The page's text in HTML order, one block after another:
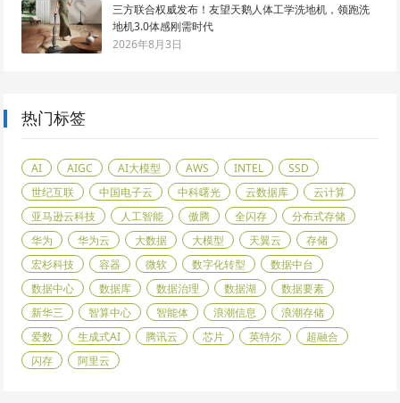
三方联合权威发布！友望天鹅人体工学洗地机，领跑洗
地机3.0体感刚需时代
2026年8月3日
热门标签
AI AIGC AI大模型 AWS INTEL
SSD
世纪互联
中国电子云 中科曙光 云数据库
云计算
亚马逊云科技
人工智能 傲腾 全闪存
分布式存储
华为
华为云 大数据 大模型 天翼云
存储
宏杉科技
容器 微软 数字化转型
数据中台
数据中心
数据库 数据治理 数据湖
数据要素
新华三
智算中心 智能体 浪潮信息
浪潮存储
爱数
生成式AI 腾讯云 芯片 英特尔
超融合
闪存
阿里云